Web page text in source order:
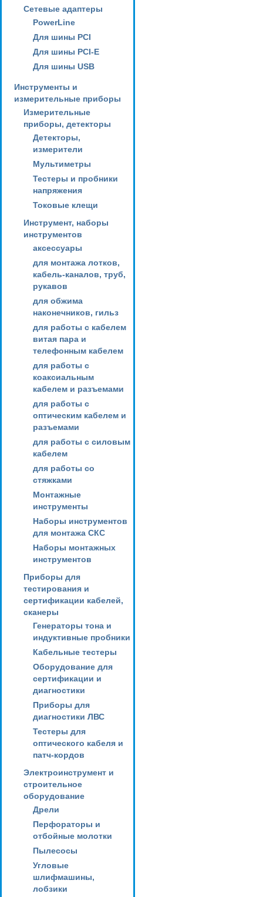
Сетевые адаптеры
PowerLine
Для шины PCI
Для шины PCI-E
Для шины USB
Инструменты и
измерительные приборы
Измерительные
приборы, детекторы
Детекторы,
измерители
Мультиметры
Тестеры и пробники
напряжения
Токовые клещи
Инструмент, наборы
инструментов
аксессуары
для монтажа лотков,
кабель-каналов, труб,
рукавов
для обжима
наконечников, гильз
для работы с кабелем
витая пара и
телефонным кабелем
для работы с
коаксиальным
кабелем и разъемами
для работы с
оптическим кабелем и
разъемами
для работы с силовым
кабелем
для работы со
стяжками
Монтажные
инструменты
Наборы инструментов
для монтажа СКС
Наборы монтажных
инструментов
Приборы для
тестирования и
сертификации кабелей,
сканеры
Генераторы тона и
индуктивные пробники
Кабельные тестеры
Оборудование для
сертификации и
диагностики
Приборы для
диагностики ЛВС
Тестеры для
оптического кабеля и
патч-кордов
Электроинструмент и
строительное
оборудование
Дрели
Перфораторы и
отбойные молотки
Пылесосы
Угловые
шлифмашины,
лобзики